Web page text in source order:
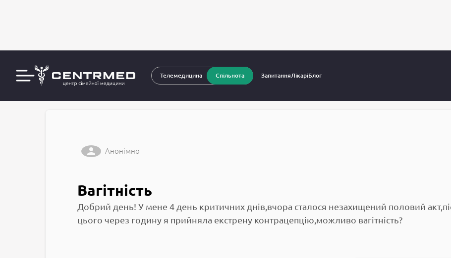
Телемедицина Спільнота ЗапитанняЛікаріБлог
CENTRMED: Задай питання лікарю онлайн Запитання до лікарів
Анонімно
Вагітність
Добрий день! У мене 4 день критичних днів,вчора сталося незахищений половий
цього через годину я прийняла екстрену контрацепцію,можливо вагітність?